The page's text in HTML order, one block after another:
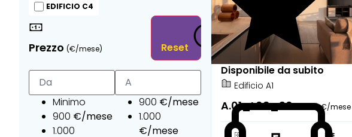
EDIFICIO C4
Prezzo (€/mese) Reset
Minimo
900
1.000
900
1.000
Disponibile da subito
Edificio A1
A.01_L08_30 €/mese